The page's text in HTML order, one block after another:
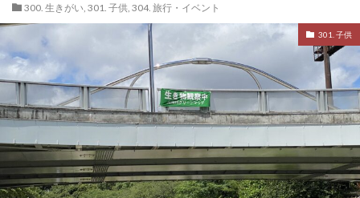
300. 生きがい, 301. 子供, 304. 旅行・イベント
301. 子供